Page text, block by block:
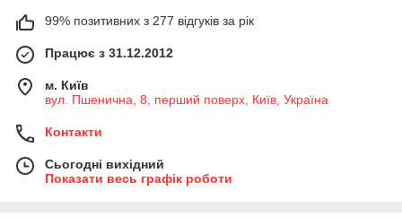
99% позитивних з 277 відгуків за рік
Працює з 31.12.2012
м. Київ
вул. Пшенична, 8, перший поверх, Київ, Україна
Контакти
Сьогодні вихідний
Показати весь графік роботи